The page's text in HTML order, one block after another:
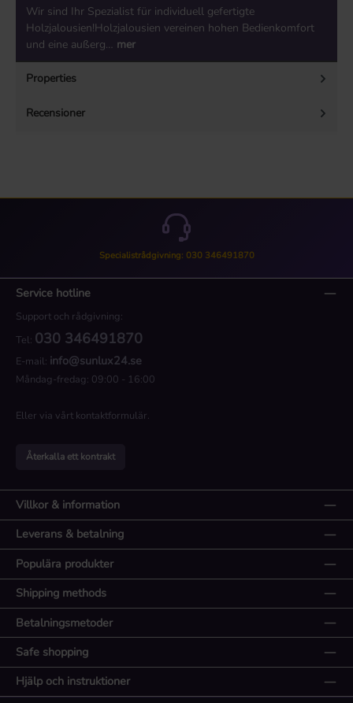
Wir sind Ihr Spezialist für individuell gefertigte
Holzjalousien!Holzjalousien vereinen hohen Bedienkomfort
und eine außerg… mer
Properties
Recensioner
Specialistrådgivning: 030 346491870
Service hotline
Support och rådgivning:
Tel: 030 346491870
E-mail: info@sunlux24.se
Måndag-fredag: 09:00 - 16:00
Eller via vårt kontaktformulär.
Återkalla ett kontrakt
Villkor & information
Leverans & betalning
Populära produkter
Betalningsmetoder
Shipping methods
Safe shopping
Hjälp och instruktioner